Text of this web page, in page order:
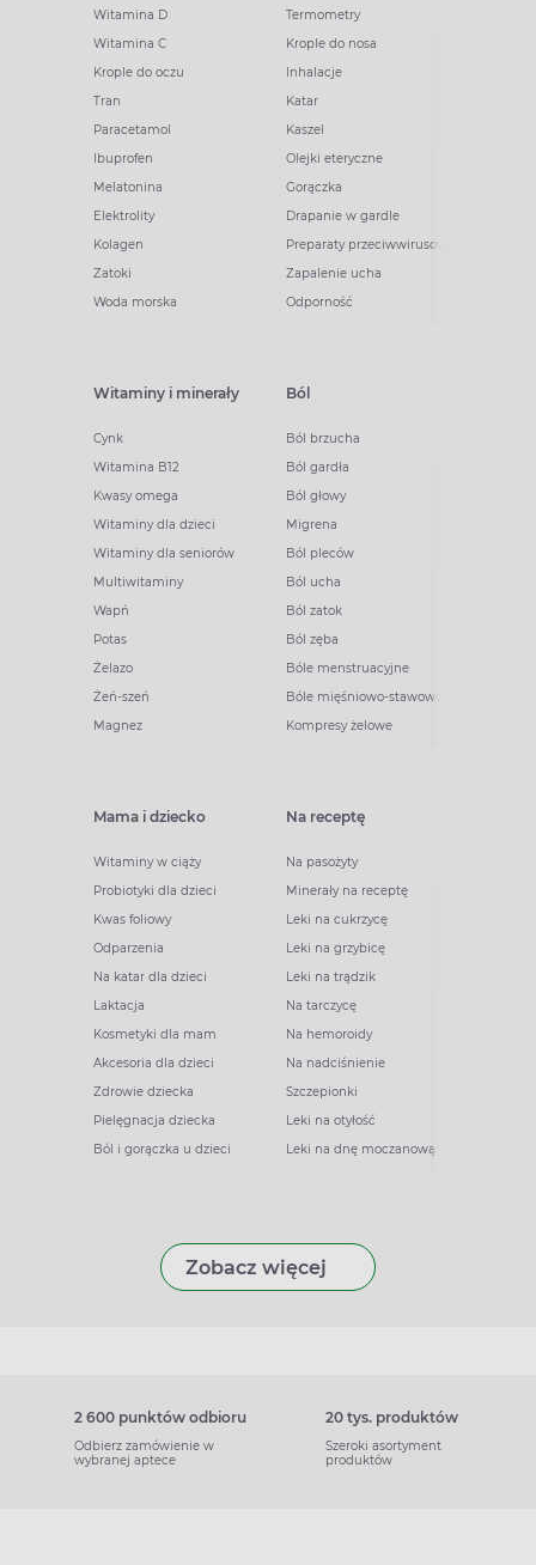
Witamina D
Witamina C
Krople do oczu
Tran
Paracetamol
Ibuprofen
Melatonina
Elektrolity
Kolagen
Zatoki
Woda morska
Termometry
Krople do nosa
Inhalacje
Katar
Kaszel
Olejki eteryczne
Gorączka
Drapanie w gardle
Preparaty przeciwwirusowe
Zapalenie ucha
Odporność
Witaminy i minerały
Cynk
Witamina B12
Kwasy omega
Witaminy dla dzieci
Witaminy dla seniorów
Multiwitaminy
Wapń
Potas
Żelazo
Żeń-szeń
Magnez
Ból
Ból brzucha
Ból gardła
Ból głowy
Migrena
Ból pleców
Ból ucha
Ból zatok
Ból zęba
Bóle menstruacyjne
Bóle mięśniowo-stawowe
Kompresy żelowe
Mama i dziecko
Witaminy w ciąży
Probiotyki dla dzieci
Kwas foliowy
Odparzenia
Na katar dla dzieci
Laktacja
Kosmetyki dla mam
Akcesoria dla dzieci
Zdrowie dziecka
Pielęgnacja dziecka
Ból i gorączka u dzieci
Na receptę
Na pasożyty
Minerały na receptę
Leki na cukrzycę
Leki na grzybicę
Leki na trądzik
Na tarczycę
Na hemoroidy
Na nadciśnienie
Szczepionki
Leki na otyłość
Leki na dnę moczanową
Zobacz więcej
2 600 punktów odbioru
Odbierz zamówienie w
wybranej aptece
20 tys. produktów
Szeroki asortyment
produktów